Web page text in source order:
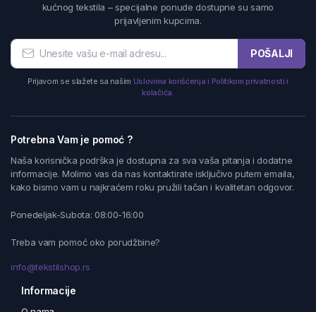
kućnog tekstila – specijalne ponude dostupne su samo
prijavljenim kupcima.
POŠALJI
Prijavom se slažete sa našim Uslovima korišćenja i Politikom privatnosti i
kolačića.
Potrebna Vam je pomoć ?
Naša korisnička podrška je dostupna za sva vaša pitanja i dodatne
informacije. Molimo vas da nas kontaktirate isključivo putem emaila,
kako bismo vam u najkraćem roku pružili tačan i kvalitetan odgovor.
Ponedeljak-Subota: 08:00-16:00
Treba vam pomoć oko porudžbine?
info@tekstilshop.rs
Informacije